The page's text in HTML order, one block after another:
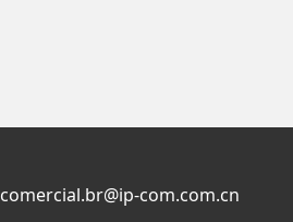
comercial.br@ip-com.com.cn